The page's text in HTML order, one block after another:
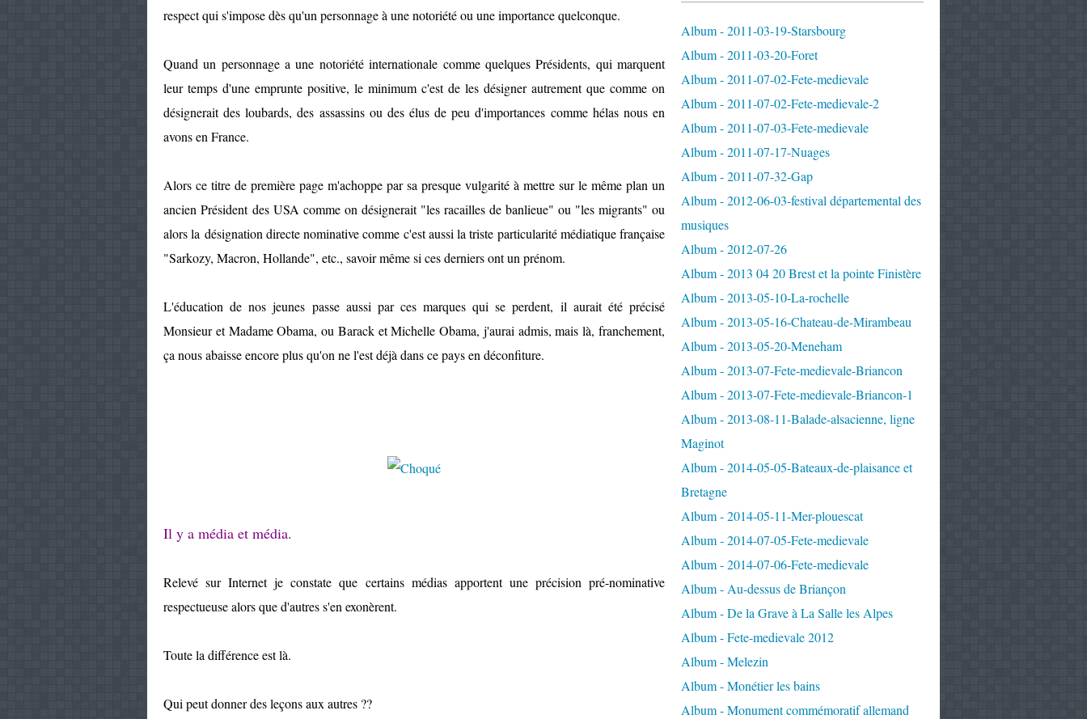
respect qui s'impose dès qu'un personnage à une notoriété ou une importance quelconque.
Quand un personnage a une notoriété internationale comme quelques Présidents, qui marquent
leur temps d'une emprunte positive, le minimum c'est de les désigner autrement que comme on
désignerait des loubards, des assassins ou des élus de peu d'importances comme hélas nous en
avons en France.
Alors ce titre de première page m'achoppe par sa presque vulgarité à mettre sur le même plan un
ancien Président des USA comme on désignerait "les racailles de banlieue" ou "les migrants" ou
alors la désignation directe nominative comme c'est aussi la triste particularité médiatique française
"Sarkozy, Macron, Hollande", etc., savoir même si ces derniers ont un prénom.
L'éducation de nos jeunes passe aussi par ces marques qui se perdent, il aurait été précisé
Monsieur et Madame Obama, ou Barack et Michelle Obama, j'aurai admis, mais là, franchement,
ça nous abaisse encore plus qu'on ne l'est déjà dans ce pays en déconfiture.
Il y a média et média.
Relevé sur Internet je constate que certains médias apportent une précision pré-nominative
respectueuse alors que d'autres s'en exonèrent.
Toute la différence est là.
Qui peut donner des leçons aux autres ??
Album - 2011-03-19-Starsbourg
Album - 2011-03-20-Foret
Album - 2011-07-02-Fete-medievale
Album - 2011-07-02-Fete-medievale-2
Album - 2011-07-03-Fete-medievale
Album - 2011-07-17-Nuages
Album - 2011-07-32-Gap
Album - 2012-06-03-festival départemental des
musiques
Album - 2012-07-26
Album - 2013 04 20 Brest et la pointe Finistère
Album - 2013-05-10-La-rochelle
Album - 2013-05-16-Chateau-de-Mirambeau
Album - 2013-05-20-Meneham
Album - 2013-07-Fete-medievale-Briancon
Album - 2013-07-Fete-medievale-Briancon-1
Album - 2013-08-11-Balade-alsacienne, ligne
Maginot
Album - 2014-05-05-Bateaux-de-plaisance et
Bretagne
Album - 2014-05-11-Mer-plouescat
Album - 2014-07-05-Fete-medievale
Album - 2014-07-06-Fete-medievale
Album - Au-dessus de Briançon
Album - De la Grave à La Salle les Alpes
Album - Fete-medievale 2012
Album - Melezin
Album - Monétier les bains
Album - Monument commémoratif allemand